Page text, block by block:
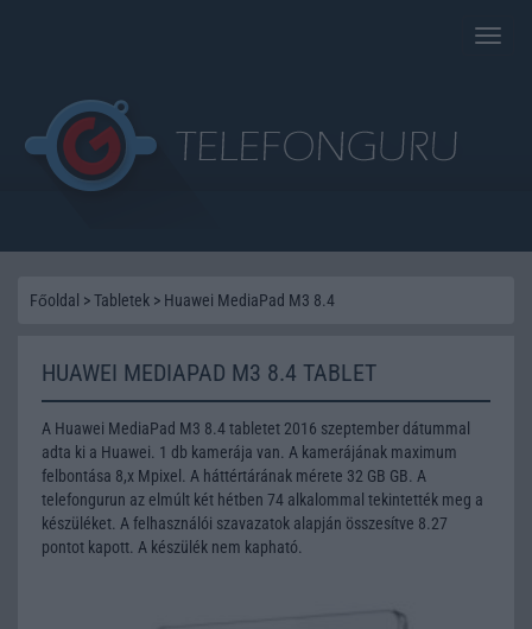
Toggle
Főoldal >Tabletek > Huawei MediaPad M3 8.4
HUAWEI MEDIAPAD M3 8.4 TABLET
A Huawei MediaPad M3 8.4 tabletet 2016 szeptember dátummal
adta ki a Huawei. 1 db kamerája van. A kamerájának maximum
felbontása 8,x Mpixel. A háttértárának mérete 32 GB GB. A
telefongurun az elmúlt két hétben 74 alkalommal tekintették meg a
készüléket. A felhasználói szavazatok alapján összesítve 8.27
pontot kapott. A készülék nem kapható.